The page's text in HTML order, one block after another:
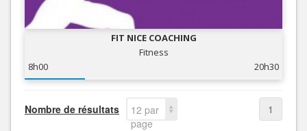
FIT NICE COACHING
Fitness
8h00
20h30
Nombre de résultats
12 par
page
1